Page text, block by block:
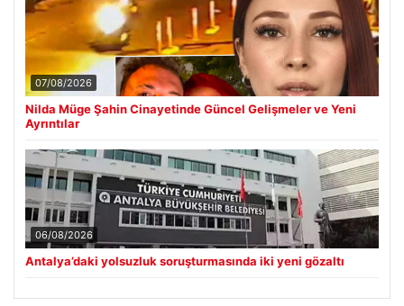
07/08/2026
Nilda Müge Şahin Cinayetinde Güncel Gelişmeler ve Yeni
Ayrıntılar
06/08/2026
Antalya’daki yolsuzluk soruşturmasında iki yeni gözaltı